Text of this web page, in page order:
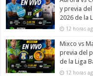
y previa
2026 de la
12 horas
Mixco vs
previa del
de la Liga
12 horas